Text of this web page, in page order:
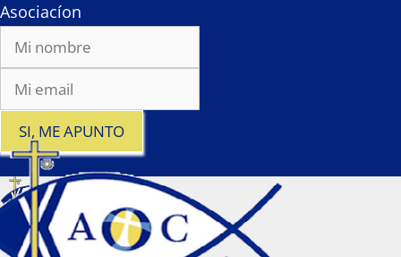
Asociacíon
SI, ME APUNTO